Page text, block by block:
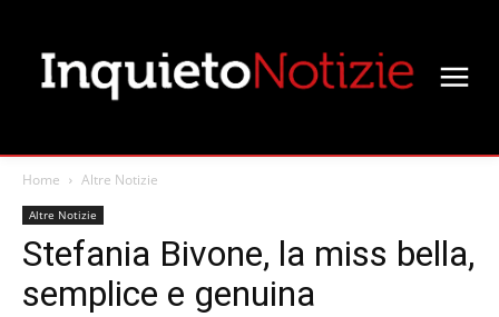
Home Altre Notizie
Altre Notizie
Stefania Bivone, la miss bella,
semplice e genuina